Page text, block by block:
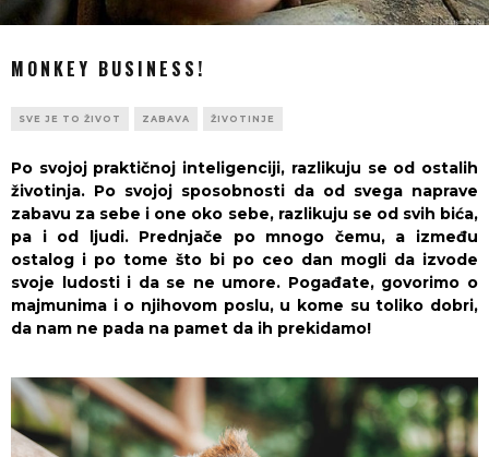
MONKEY BUSINESS!
SVE JE TO ŽIVOT ZABAVA ŽIVOTINJE
Po svojoj praktičnoj inteligenciji, razlikuju se od ostalih
životinja. Po svojoj sposobnosti da od svega naprave
zabavu za sebe i one oko sebe, razlikuju se od svih bića,
pa i od ljudi. Prednjače po mnogo čemu, a između
ostalog i po tome što bi po ceo dan mogli da izvode
svoje ludosti i da se ne umore. Pogađate, govorimo o
majmunima i o njihovom poslu, u kome su toliko dobri,
da nam ne pada na pamet da ih prekidamo!